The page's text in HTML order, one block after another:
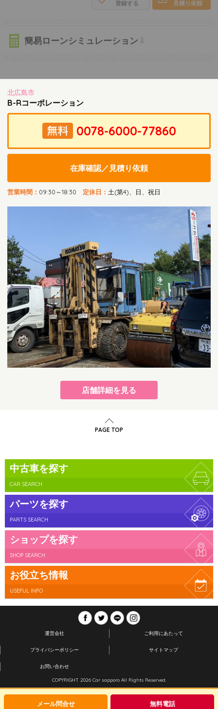
見積り依頼
登録する
簡易ローンシミュレーション
北広島市
B-Rコーポレーション
在庫確認／見積り依頼
営業時間： 09:30～18:30 定休日： 土(第4)、日、祝日
店舗詳細を見る
メール問合せ 無料電話
PAGE TOP
中古車を探す
CAR SEARCH
パーツを探す
PARTS SEARCH
ショップを探す
SHOP SEARCH
お役立ち情報
USEFUL INFO
運営会社 ご利用にあたって
プライバシーポリシー サイトマップ
お問い合わせ
COPYRIGHT 2026 Car sapporo All Rights Reserved.